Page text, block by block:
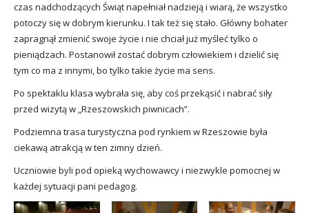
czas nadchodzących Świąt napełniał nadzieją i wiarą, że wszystko
potoczy się w dobrym kierunku. I tak też się stało. Główny bohater
zapragnął zmienić swoje życie i nie chciał już myśleć tylko o
pieniądzach. Postanowił zostać dobrym człowiekiem i dzielić się
tym co ma z innymi, bo tylko takie życie ma sens.
Po spektaklu klasa wybrała się, aby coś przekąsić i nabrać siły
przed wizytą w „Rzeszowskich piwnicach”.
Podziemna trasa turystyczna pod rynkiem w Rzeszowie była
ciekawą atrakcją w ten zimny dzień.
Uczniowie byli pod opieką wychowawcy i niezwykle pomocnej w
każdej sytuacji pani pedagog.